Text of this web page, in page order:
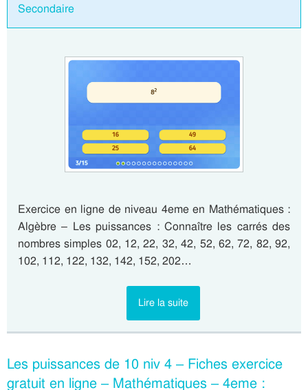
Secondaire
Exercice en ligne de niveau 4eme en Mathématiques :
Algèbre – Les puissances : Connaître les carrés des
nombres simples 02, 12, 22, 32, 42, 52, 62, 72, 82, 92,
102, 112, 122, 132, 142, 152, 202…
Lire la suite
Les puissances de 10 niv 4 – Fiches exercice
gratuit en ligne – Mathématiques – 4eme :